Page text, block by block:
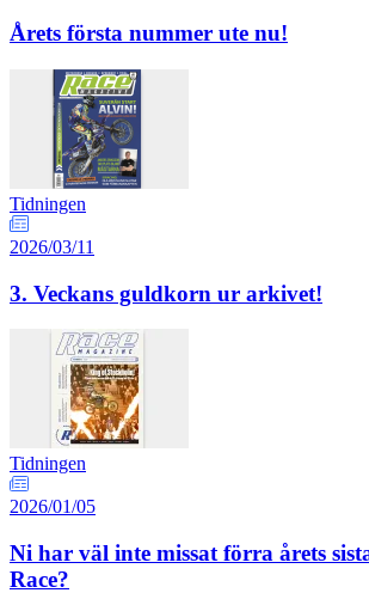
Årets första nummer ute nu!
Tidningen
2026/03/11
3. Veckans guldkorn ur arkivet!
Tidningen
2026/01/05
Ni har väl inte missat förra årets
Race?